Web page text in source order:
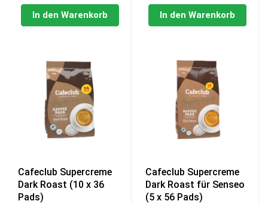
In den Warenkorb In den Warenkorb
Cafeclub Supercreme
Dark Roast (10 x 36
Pads)
Cafeclub Supercreme
Dark Roast für Senseo
(5 x 56 Pads)